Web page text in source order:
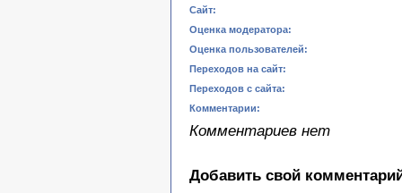
Сайт:
Оценка модератора:
Оценка пользователей:
Переходов на сайт:
Переходов с сайта:
Комментарии:
Комментариев нет
Добавить свой